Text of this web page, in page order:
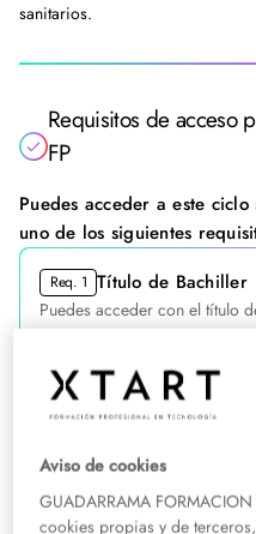
sanitarios.
Requisitos de acceso
FP
Puedes acceder a este
uno de los siguientes
Req. 1 Título de Bachiller
Puedes acceder con el título
Req. 2 Título de Técnico
Profesional o de Artes
Req. 3 Titulación
Aviso de cookies
GUADARRAMA
cookies propias y de